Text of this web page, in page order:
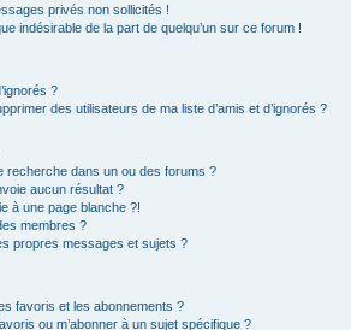
privés non sollicités !
indésirable de la part de quelqu’un sur ce forum !
?
des utilisateurs de ma liste d’amis et d’ignorés ?
recherche dans un ou des forums ?
aucun résultat ?
à une page blanche ?!
membres ?
propres messages et sujets ?
favoris et les abonnements ?
ou m’abonner à un sujet spécifique ?